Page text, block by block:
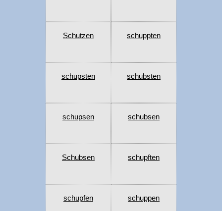
Schutzen schuppten
schupsten schubsten
schupsen schubsen
Schubsen schupften
schupfen schuppen